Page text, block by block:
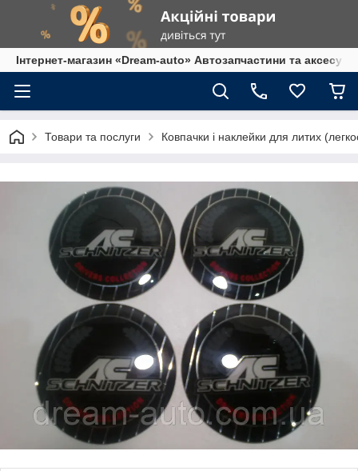
Інтернет-магазин «Dream-auto» Автозапчастини та
Товари та послуги Ковпачки і наклейки для литих